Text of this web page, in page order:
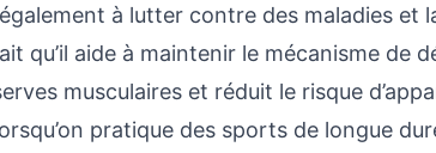
à lutter contre des maladies et
qu’il aide à maintenir le mécanisme de
musculaires et réduit le risque
pratique des sports de longue